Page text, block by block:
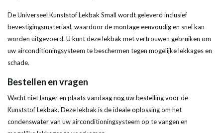
De Universeel Kunststof Lekbak Small wordt geleverd inclusief
bevestigingsmateriaal, waardoor de montage eenvoudig en snel kan
worden uitgevoerd. U kunt deze lekbak met vertrouwen gebruiken om
uw airconditioningsysteem te beschermen tegen mogelijke lekkages en
schade.
Bestellen en vragen
Wacht niet langer en plaats vandaag nog uw bestelling voor de
Kunststof Lekbak. Deze lekbak is de ideale oplossing om het
condenswater van uw airconditioningsysteem op te vangen en